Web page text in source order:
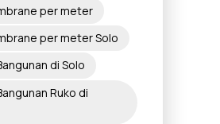
per meter
per meter Solo
di Solo
Ruko di